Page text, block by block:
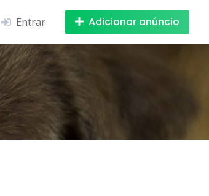
Entrar Adicionar anúncio